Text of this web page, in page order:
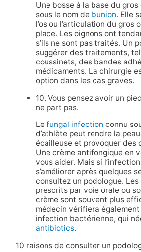
Une bosse à la base du
sous le nom de bunion. Elle
l’os ou l’articulation du gros
place. Les oignons ont
s’ils ne sont pas traités. Un
suggérer des traitements,
coussinets, des bandes
médicaments. La chirurgie
option dans les cas graves.
10. Vous pensez avoir un
ne part pas.
Le fungal infection connu
d’athlète peut rendre la
écailleuse et provoquer des
Une crème antifongique en
vous aider. Mais si
s’améliorer après quelques
consultez un podologue.
prescrits par voie orale ou
crème sont souvent plus
médecin vérifiera également
infection bactérienne, qui
antibiotics.
10 raisons de consulter un